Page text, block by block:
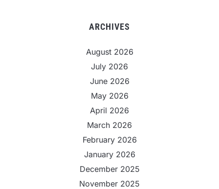
ARCHIVES
August 2026
July 2026
June 2026
May 2026
April 2026
March 2026
February 2026
January 2026
December 2025
November 2025